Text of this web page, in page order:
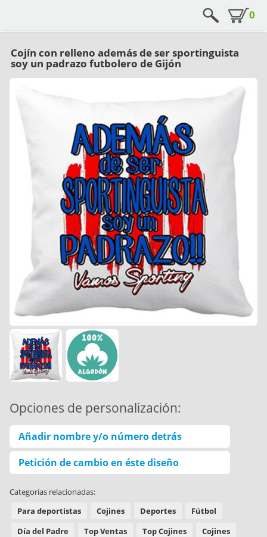
0
Cojín con relleno además de ser sportinguista
soy un padrazo futbolero de Gijón
Opciones de personalización:
Añadir nombre y/o número detrás
Petición de cambio en éste diseño
Categorías relacionadas:
Para deportistas
Cojines Deportes
Fútbol
Día del Padre
Top Ventas Top Cojines
Cojines